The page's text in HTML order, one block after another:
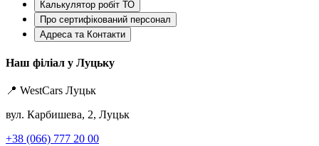
Калькулятор робіт ТО
Про сертифікований персонал
Адреса та Контакти
Наш філіал у Луцьку
📍 WestCars Луцьк
вул. Карбишева, 2, Луцьк
+38 (066) 777 20 00